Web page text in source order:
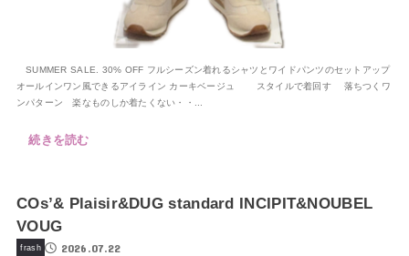
SUMMER SALE. 30% OFF フルシーズン着れるシャツとワイドパンツのセットアップ
オールインワン風できるアイライン カーキベージュ スタイルで着回す 落ちつくワ
ンパターン 楽なものしか着たくない・・...
続きを読む
COs’& Plaisir&DUG standard INCIPIT&NOUBEL
VOUG
frash 2026.07.22